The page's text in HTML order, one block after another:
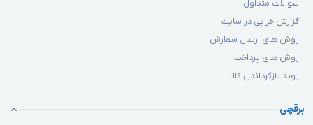
سوالات متداول
گزارش خرابی در سایت
روش های ارسال سفارش
روش های پرداخت
روند بازگرداندن کالا
برقچی